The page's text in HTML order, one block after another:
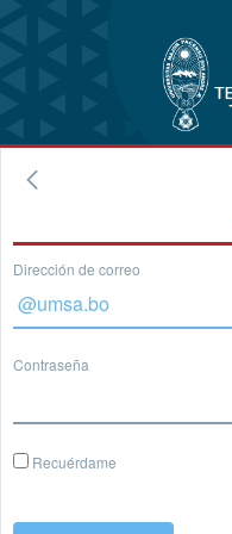
Dirección de correo
Contraseña
Recuérdame